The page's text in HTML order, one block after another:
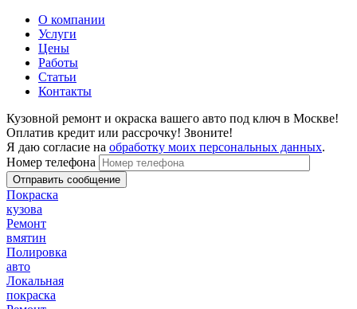
О компании
Услуги
Цены
Работы
Статьи
Контакты
Кузовной ремонт и окраска вашего авто под ключ в Москве!
Оплатив кредит или рассрочку! Звоните!
Я даю согласие на обработку моих персональных данных.
Номер телефона
Покраска
кузова
Ремонт
вмятин
Полировка
авто
Локальная
покраска